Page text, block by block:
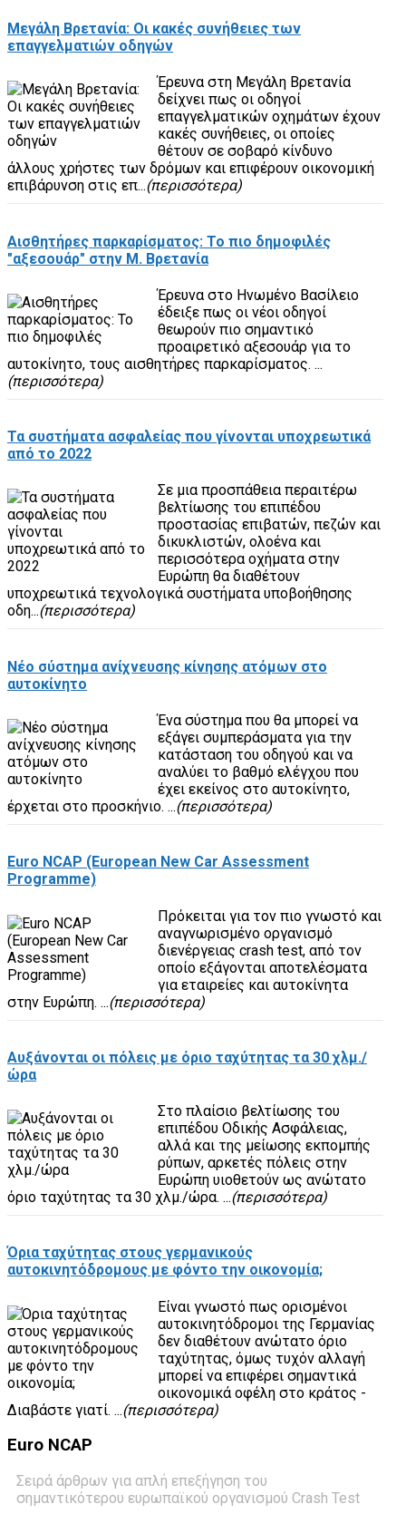
Μεγάλη Βρετανία: Οι κακές συνήθειες των
επαγγελματιών οδηγών
Έρευνα στη Μεγάλη Βρετανία
δείχνει πως οι οδηγοί
επαγγελματικών οχημάτων έχουν
κακές συνήθειες, οι οποίες
θέτουν σε σοβαρό κίνδυνο
άλλους χρήστες των δρόμων και επιφέρουν οικονομική
επιβάρυνση στις επ...(περισσότερα)
Αισθητήρες παρκαρίσματος: Το πιο δημοφιλές
"αξεσουάρ" στην Μ. Βρετανία
Έρευνα στο Ηνωμένο Βασίλειο
έδειξε πως οι νέοι οδηγοί
θεωρούν πιο σημαντικό
προαιρετικό αξεσουάρ για το
αυτοκίνητο, τους αισθητήρες παρκαρίσματος. ...
(περισσότερα)
Τα συστήματα ασφαλείας που γίνονται υποχρεωτικά
από το 2022
Σε μια προσπάθεια περαιτέρω
βελτίωσης του επιπέδου
προστασίας επιβατών, πεζών και
δικυκλιστών, ολοένα και
περισσότερα οχήματα στην
Ευρώπη θα διαθέτουν
υποχρεωτικά τεχνολογικά συστήματα υποβοήθησης
οδη...(περισσότερα)
Νέο σύστημα ανίχνευσης κίνησης ατόμων στο
αυτοκίνητο
Ένα σύστημα που θα μπορεί να
εξάγει συμπεράσματα για την
κατάσταση του οδηγού και να
αναλύει το βαθμό ελέγχου που
έχει εκείνος στο αυτοκίνητο,
έρχεται στο προσκήνιο. ...(περισσότερα)
Euro NCAP (European New Car Assessment
Programme)
Πρόκειται για τον πιο γνωστό και
αναγνωρισμένο οργανισμό
διενέργειας crash test, από τον
οποίο εξάγονται αποτελέσματα
για εταιρείες και αυτοκίνητα
στην Ευρώπη. ...(περισσότερα)
Αυξάνονται οι πόλεις με όριο ταχύτητας τα 30 χλμ./
ώρα
Στο πλαίσιο βελτίωσης του
επιπέδου Οδικής Ασφάλειας,
αλλά και της μείωσης εκπομπής
ρύπων, αρκετές πόλεις στην
Ευρώπη υιοθετούν ως ανώτατο
όριο ταχύτητας τα 30 χλμ./ώρα. ...(περισσότερα)
Όρια ταχύτητας στους γερμανικούς
αυτοκινητόδρομους με φόντο την οικονομία;
Είναι γνωστό πως ορισμένοι
αυτοκινητόδρομοι της Γερμανίας
δεν διαθέτουν ανώτατο όριο
ταχύτητας, όμως τυχόν αλλαγή
μπορεί να επιφέρει σημαντικά
οικονομικά οφέλη στο κράτος -
Διαβάστε γιατί. ...(περισσότερα)
Euro NCAP
Σειρά άρθρων για απλή επεξήγηση του
σημαντικότερου ευρωπαϊκού οργανισμού Crash Test